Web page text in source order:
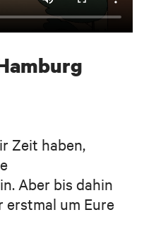
Zeit haben,
Aber bis dahin
erstmal um Eure